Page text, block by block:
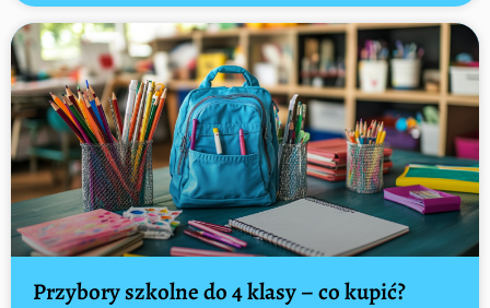
Przybory szkolne do 4 klasy – co kupić?